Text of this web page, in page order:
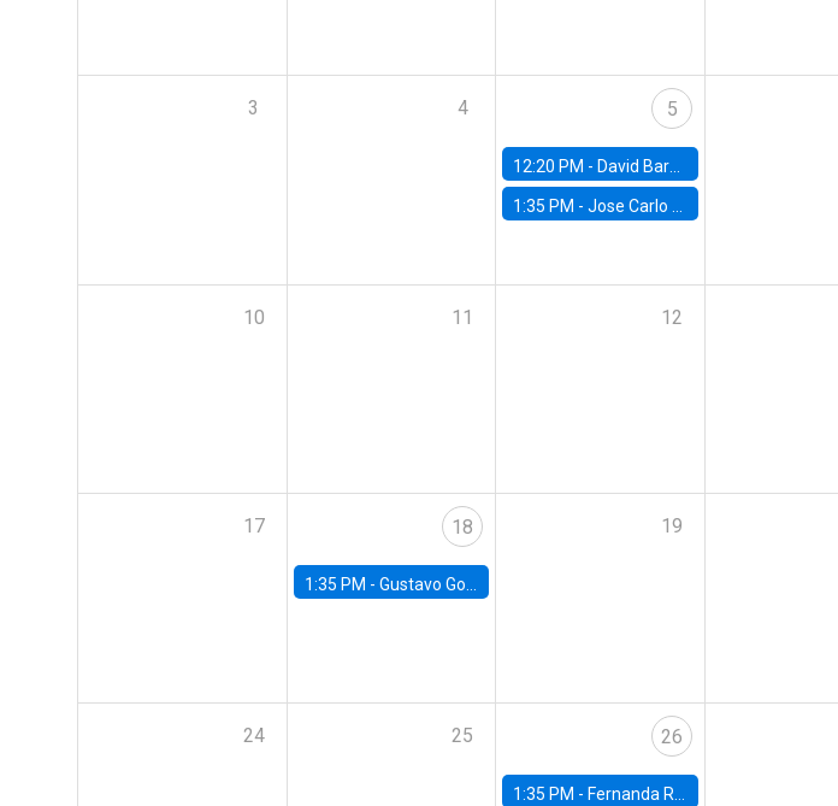
3 4 5
12:20 PM - David Bardey, Universidad de los Andes - CEDE
1:35 PM -Jose Carlo Bermudez, UC (ME) & World Bank
10 11 12
17 18
1:35 PM - Gustavo González, Banco Central de Chile
19
24 25 26
1:35 PM - Fernanda Rojas Ampuero, University of Wisconsin-Madison